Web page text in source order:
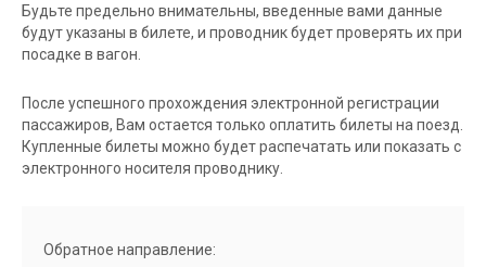
Будьте предельно внимательны, введенные вами данные
будут указаны в билете, и проводник будет проверять их при
посадке в вагон.
После успешного прохождения электронной регистрации
пассажиров, Вам остается только оплатить билеты на поезд.
Купленные билеты можно будет распечатать или показать с
электронного носителя проводнику.
Обратное направление: